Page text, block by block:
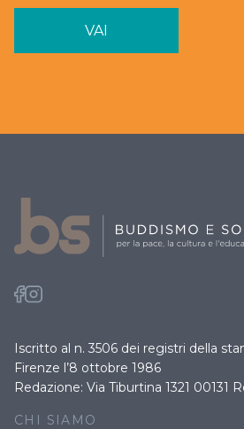
VAI
Iscritto al n. 3506 dei registri della
Firenze l’8 ottobre 1986
Redazione: Via Tiburtina 1321 00131
CHI SIAMO